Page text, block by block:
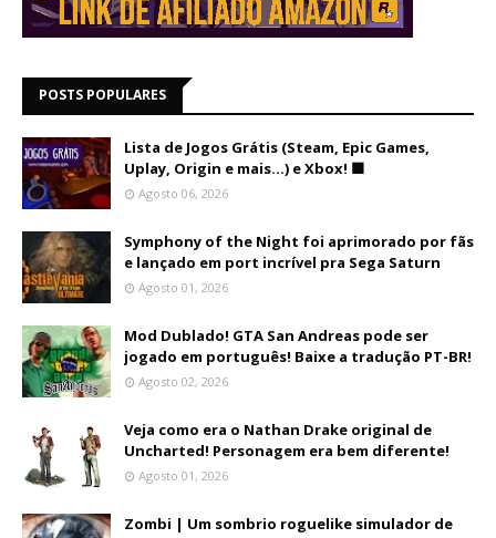
POSTS POPULARES
Lista de Jogos Grátis (Steam, Epic Games,
Uplay, Origin e mais...) e Xbox! 🟩
Agosto 06, 2026
Symphony of the Night foi aprimorado por fãs
e lançado em port incrível pra Sega Saturn
Agosto 01, 2026
Mod Dublado! GTA San Andreas pode ser
jogado em português! Baixe a tradução PT-BR!
Agosto 02, 2026
Veja como era o Nathan Drake original de
Uncharted! Personagem era bem diferente!
Agosto 01, 2026
Zombi | Um sombrio roguelike simulador de